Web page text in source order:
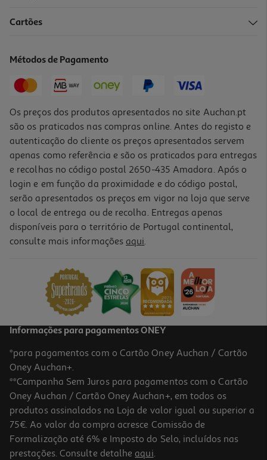
Cartões
Métodos de Pagamento
Os preços dos produtos apresentados no site Auchan.pt
são os praticados nas compras online. Antes do registo e
autenticação do cliente os preços apresentados servem
apenas como referência e são os praticados para entregas
e recolhas no código postal 2650-435 Amadora. Após o
login e em função da proximidade e do código postal,
serão apresentados os preços em vigor na loja que serve
o local de entrega ou de recolha. Entregas apenas
disponíveis para o território de Portugal continental,
consulte mais informações aqui.
Informações para pagamentos ONEY
*para pagamentos com o Cartão Oney Auchan / Cartão
Oney Auchan+.
**Campanha Sem Juros para pagamentos com o Cartão
Oney Auchan / Cartão Oney Auchan+, em todos os
produtos assinalados na Loja de valor igual ou superior a
75€. Ao valor da compra acresce Comissão de
Formalização até 6% e Imposto do Selo, incluídos nas
prestações. Consulte detalhe aqui.